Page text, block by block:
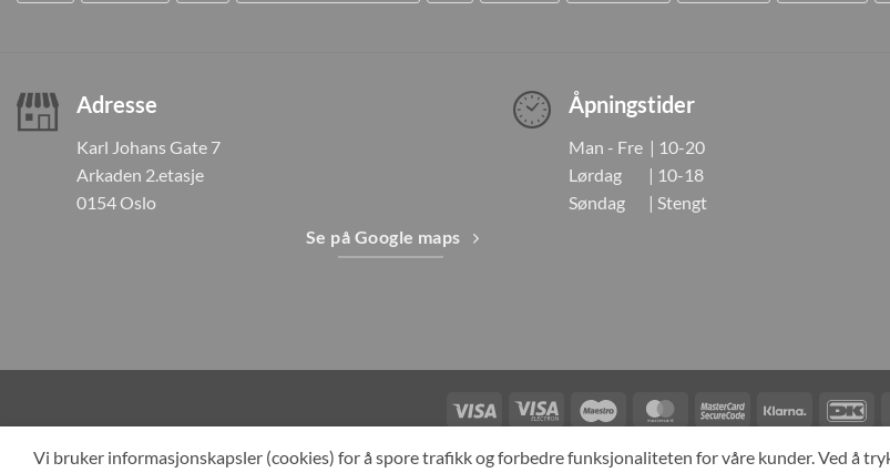
Adresse
Karl Johans Gate 7
Arkaden 2.etasje
0154 Oslo
Se på Google maps
Åpningstider
Man - Fre | 10-20
Lørdag | 10-18
Søndag | Stengt
Visa
Visa
Electron
Maestro MasterCardMasterCard
2
Klarna
TILBAKEKALLINGER KONTAKT OSS OM OSS SPESIALBESTILLING
Vi bruker informasjonskapsler (cookies) for å spore trafikk og forbedre funksjonaliteten for våre kunder. Ved å